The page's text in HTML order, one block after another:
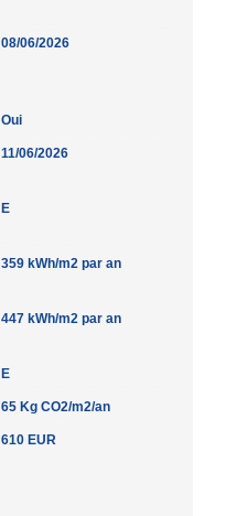
08/06/2026
Oui
11/06/2026
E
359 kWh/m2 par an
447 kWh/m2 par an
E
65 Kg CO2/m2/an
610 EUR